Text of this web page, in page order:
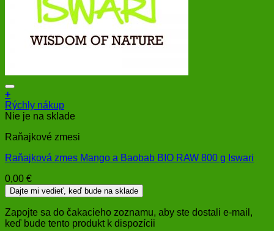
+
Rýchly nákup
Nie je na sklade
Raňajkové zmesi
Raňajková zmes Mango a Baobab BIO RAW 800 g Iswari
0,00 €
Dajte mi vedieť, keď bude na sklade
Zapojte sa do čakacieho zoznamu, aby ste dostali e-mail,
keď bude tento produkt k dispozícii